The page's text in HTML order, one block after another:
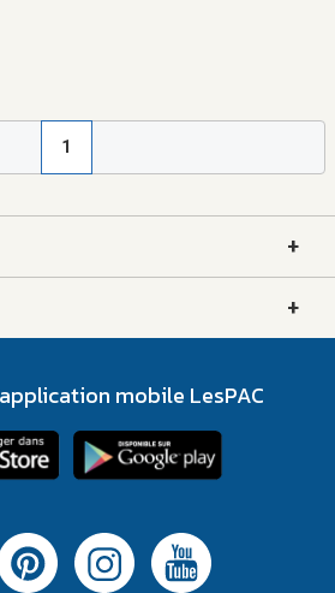
1
+
+
mobile LesPAC